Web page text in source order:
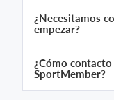
¿Necesitamos
empezar?
¿Cómo
SportMember?